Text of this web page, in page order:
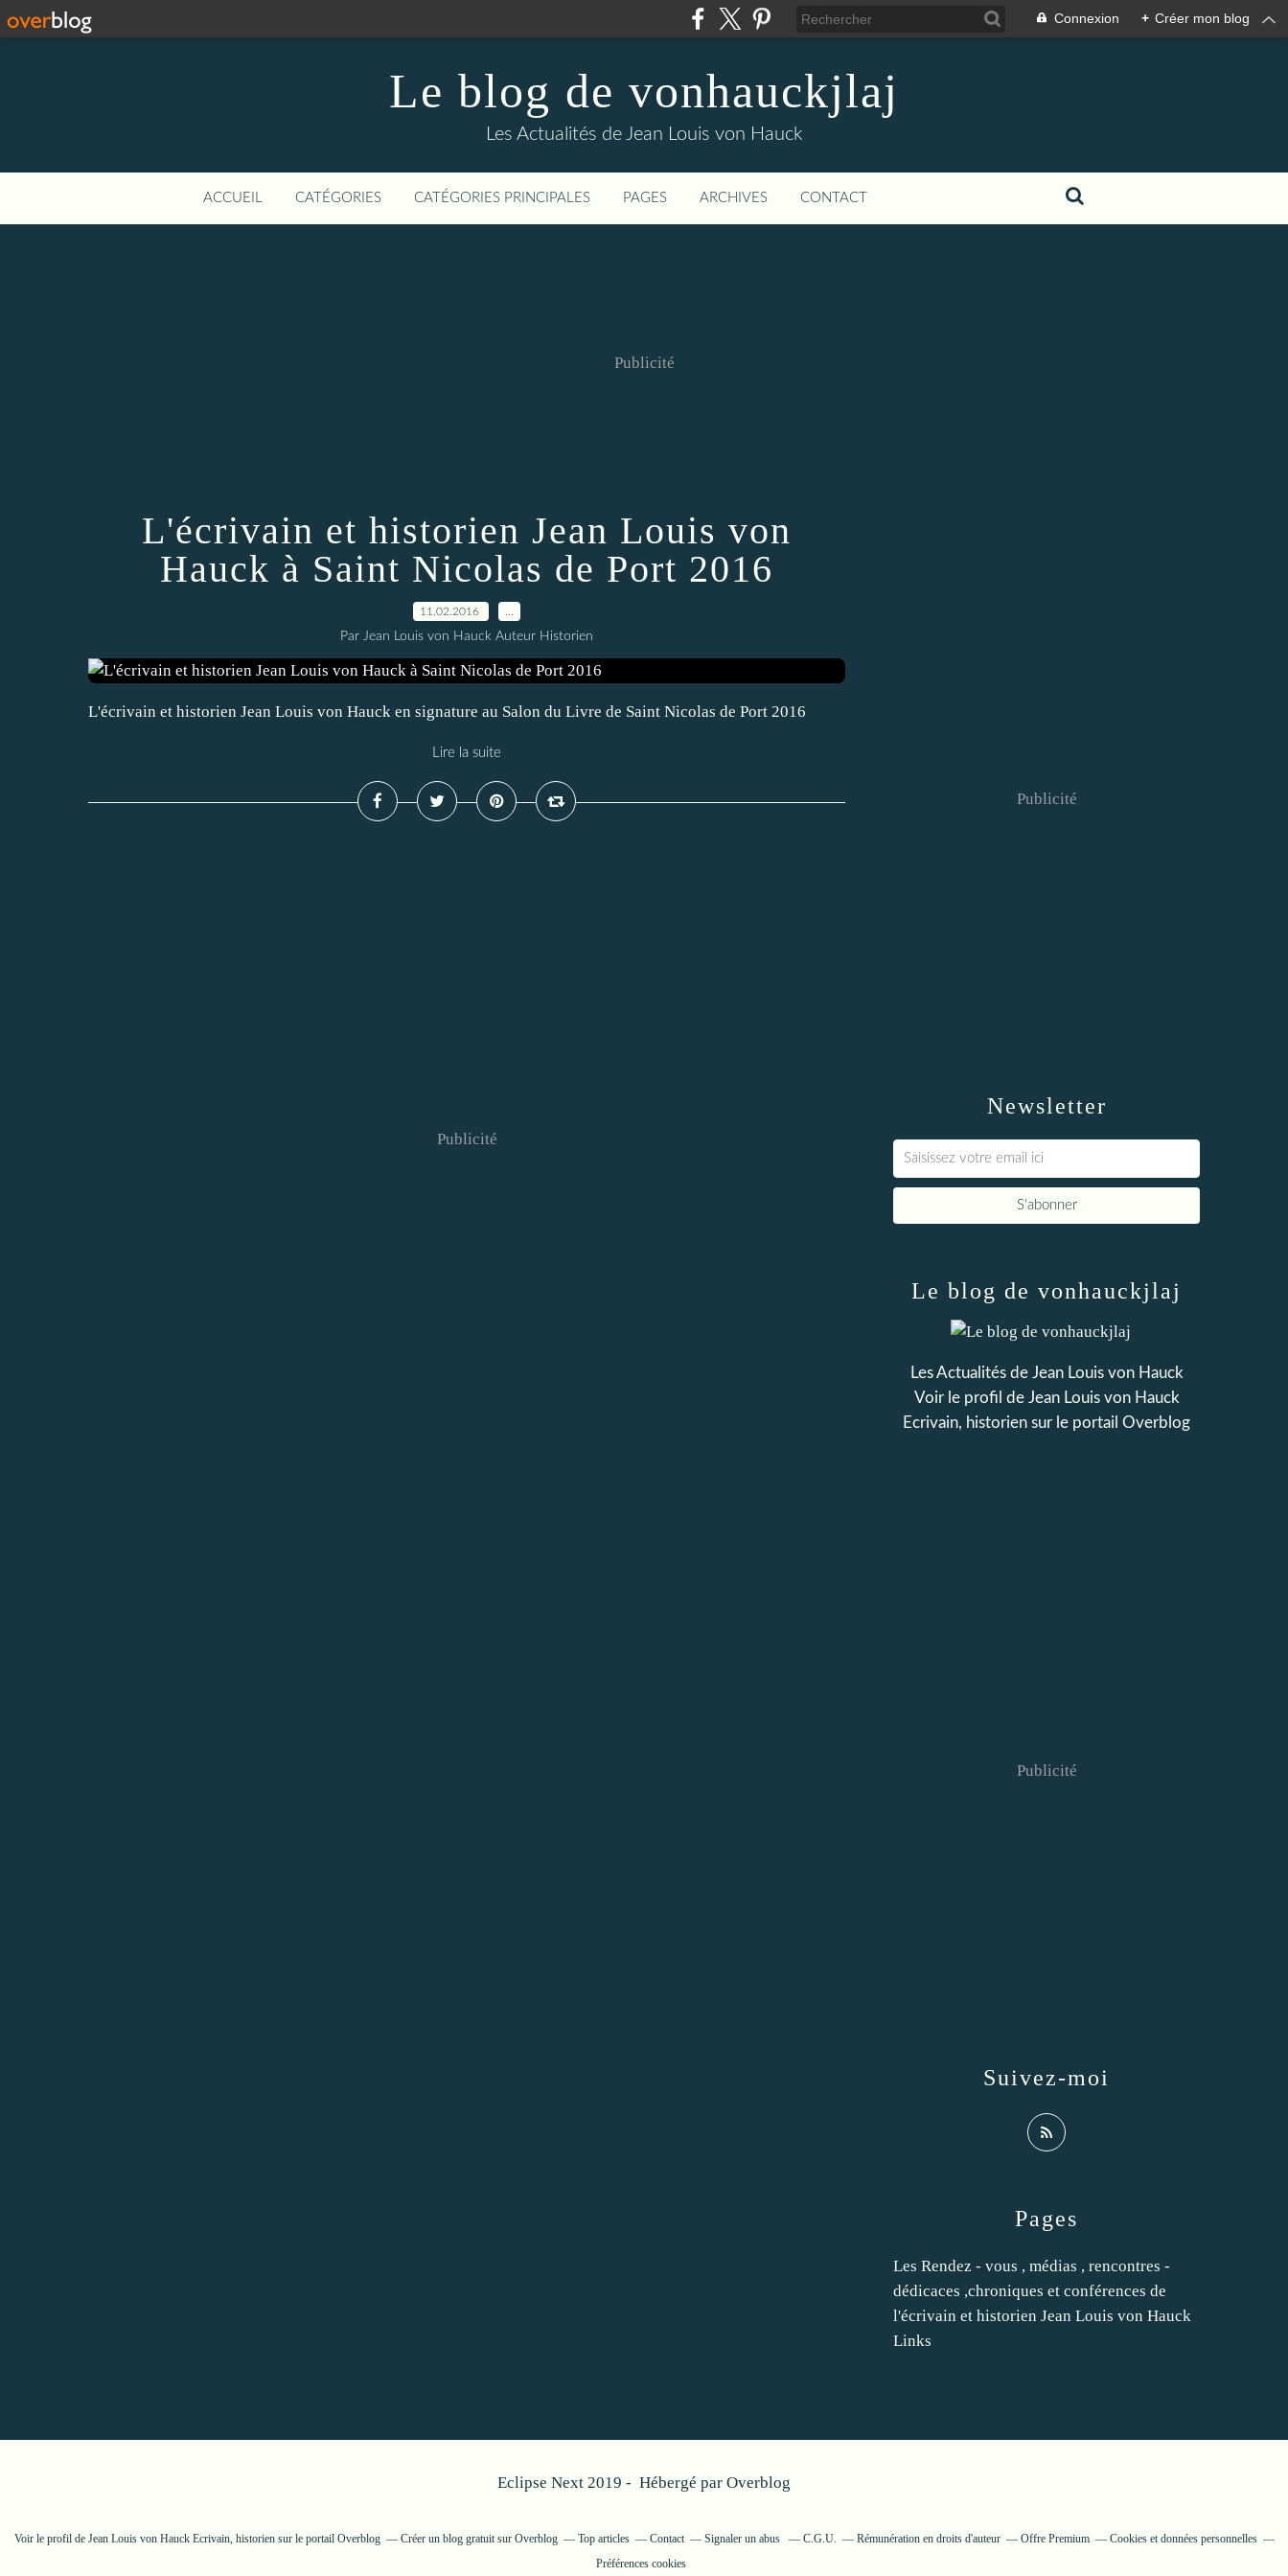
Connexion + Créer mon blog
Le blog de vonhauckjlaj
Les Actualités de Jean Louis von Hauck
ACCUEIL CATÉGORIES CATÉGORIES PRINCIPALES PAGES ARCHIVES CONTACT
Publicité
L'écrivain et historien Jean Louis von
Hauck à Saint Nicolas de Port 2016
11.02.2016
Par Jean Louis von Hauck Auteur Historien
L'écrivain et historien Jean Louis von Hauck en signature au Salon du Livre de Saint Nicolas de Port 2016
Lire la suite
Publicité
Newsletter
Publicité
Pages
Les Rendez - vous , médias , rencontres -
dédicaces ,chroniques et conférences de
l'écrivain et historien Jean Louis von Hauck
Links
Le blog de vonhauckjlaj
Les Actualités de Jean Louis von Hauck
Voir le profil de Jean Louis von Hauck
Ecrivain, historien sur le portail Overblog
Suivez-moi
Publicité
Eclipse Next 2019 - Hébergé par Overblog
Voir le profil de Jean Louis von Hauck Ecrivain, historien sur le portail Overblog Créer un blog gratuit sur Overblog Top articles Contact Signaler un abus C.G.U. Rémunération en droits d'auteur Offre Premium
Cookies et données personnelles
Préférences cookies